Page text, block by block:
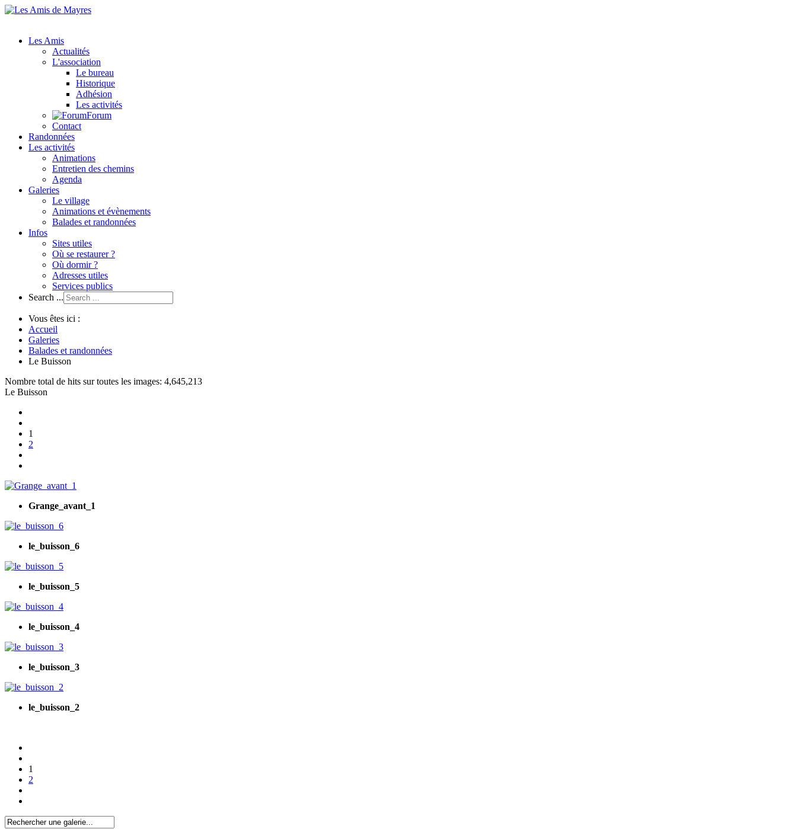
Les Amis
Actualités
L'association
Le bureau
Historique
Adhésion
Les activités
Forum
Contact
Randonnées
Les activités
Animations
Entretien des chemins
Agenda
Galeries
Le village
Animations et évènements
Balades et randonnées
Infos
Sites utiles
Où se restaurer ?
Où dormir ?
Adresses utiles
Services publics
Search ...
Vous êtes ici :
Accueil
Galeries
Balades et randonnées
Le Buisson
Nombre total de hits sur toutes les images: 4,645,213
Le Buisson
1
2
Grange_avant_1
le_buisson_6
le_buisson_5
le_buisson_4
le_buisson_3
le_buisson_2
1
2